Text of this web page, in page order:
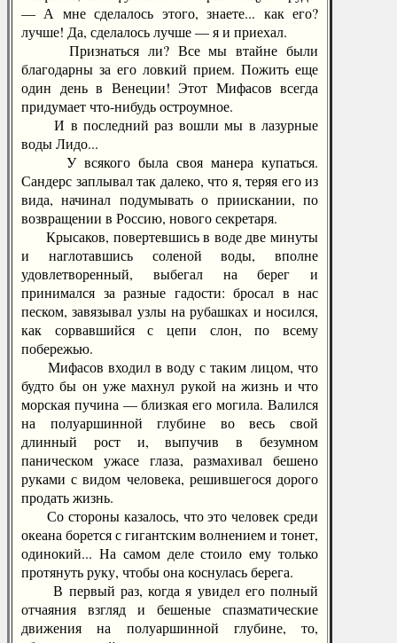
— А мне сделалось этого, знаете... как его?
лучше! Да, сделалось лучше — я и приехал.
Признаться ли? Все мы втайне были
благодарны за его ловкий прием. Пожить еще
один день в Венеции! Этот Мифасов всегда
придумает что-нибудь остроумное.
И в последний раз вошли мы в лазурные
воды Лидо...
У всякого была своя манера купаться.
Сандерс заплывал так далеко, что я, теряя его из
вида, начинал подумывать о приискании, по
возвращении в Россию, нового секретаря.
Крысаков, повертевшись в воде две минуты
и наглотавшись соленой воды, вполне
удовлетворенный, выбегал на берег и
принимался за разные гадости: бросал в нас
песком, завязывал узлы на рубашках и носился,
как сорвавшийся с цепи слон, по всему
побережью.
Мифасов входил в воду с таким лицом, что
будто бы он уже махнул рукой на жизнь и что
морская пучина — близкая его могила. Валился
на полуаршинной глубине во весь свой
длинный рост и, выпучив в безумном
паническом ужасе глаза, размахивал бешено
руками с видом человека, решившегося дорого
продать жизнь.
Со стороны казалось, что это человек среди
океана борется с гигантским волнением и тонет,
одинокий... На самом деле стоило ему только
протянуть руку, чтобы она коснулась берега.
В первый раз, когда я увидел его полный
отчаяния взгляд и бешеные спазматические
движения на полуаршинной глубине, то,